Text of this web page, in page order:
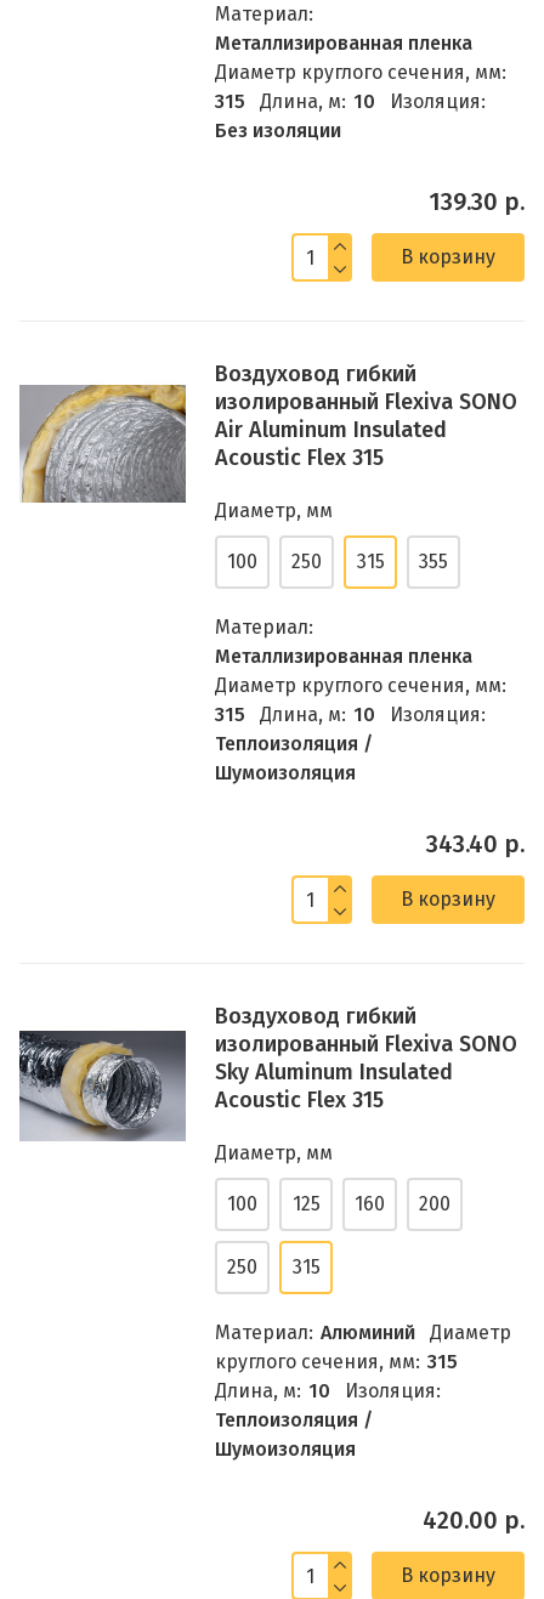
Материал:
Металлизированная пленка
Диаметр круглого сечения, мм:
315
Длина, м: 10
Изоляция:
Без изоляции
139.30 р.
В корзину
Воздуховод гибкий
изолированный Flexiva SONO
Air Aluminum Insulated
Acoustic Flex 315
Диаметр, мм
100 250 315 355
Материал:
Металлизированная пленка
Диаметр круглого сечения, мм:
315
Длина, м: 10
Изоляция:
Теплоизоляция /
Шумоизоляция
343.40 р.
В корзину
Воздуховод гибкий
изолированный Flexiva SONO
Sky Aluminum Insulated
Acoustic Flex 315
Диаметр, мм
100 125 160 200
250 315
Материал: Алюминий
Диаметр
круглого сечения, мм: 315
Длина, м: 10
Изоляция:
Теплоизоляция /
Шумоизоляция
420.00 р.
В корзину